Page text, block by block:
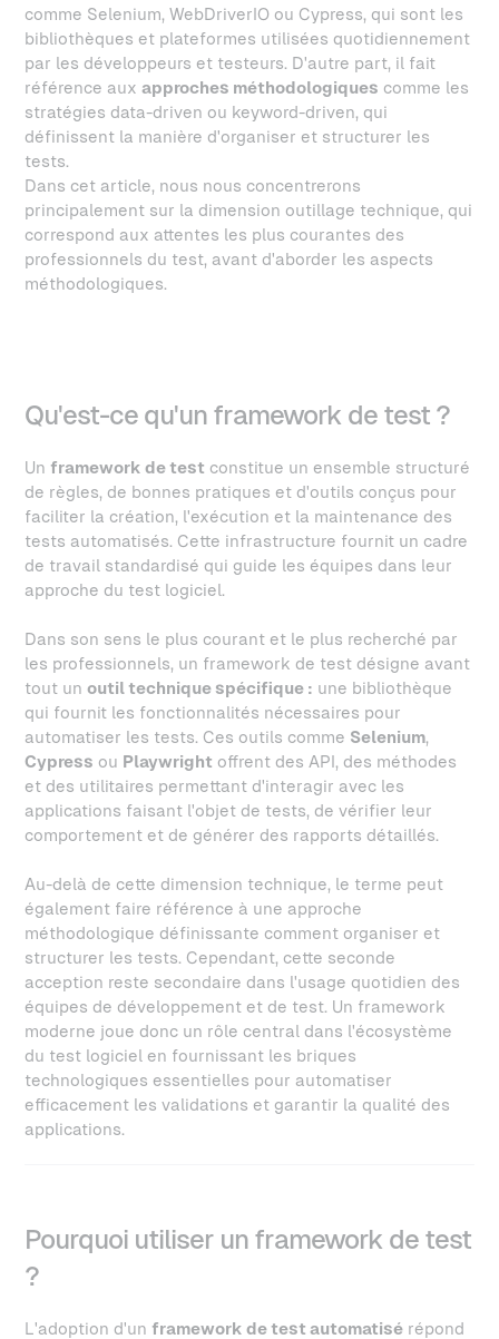
comme Selenium, WebDriverIO ou Cypress, qui sont les
bibliothèques et plateformes utilisées quotidiennement
par les développeurs et testeurs. D'autre part, il fait
référence auxapproches méthodologiques comme les
stratégies data-driven ou keyword-driven, qui
définissent la manière d'organiser et structurer les
tests.
Dans cet article, nous nous concentrerons
principalement sur la dimension outillage technique, qui
correspond aux attentes les plus courantes des
professionnels du test, avant d'aborder les aspects
méthodologiques.
Qu'est-ce qu'un framework de test ?
Un framework de test constitue un ensemble structuré
de règles, de bonnes pratiques et d'outils conçus pour
faciliter la création, l'exécution et la maintenance des
tests automatisés. Cette infrastructure fournit un cadre
de travail standardisé qui guide les équipes dans leur
approche du test logiciel.
Dans son sens le plus courant et le plus recherché par
les professionnels, un framework de test désigne avant
tout unoutil technique spécifique : une bibliothèque
qui fournit les fonctionnalités nécessaires pour
automatiser les tests. Ces outils comme Selenium,
Cypress ou Playwright offrent des API, des méthodes
et des utilitaires permettant d'interagir avec les
applications faisant l'objet de tests, de vérifier leur
comportement et de générer des rapports détaillés.
Au-delà de cette dimension technique, le terme peut
également faire référence à une approche
méthodologique définissante comment organiser et
structurer les tests. Cependant, cette seconde
acception reste secondaire dans l'usage quotidien des
équipes de développement et de test. Un framework
moderne joue donc un rôle central dans l'écosystème
du test logiciel en fournissant les briques
technologiques essentielles pour automatiser
efficacement les validations et garantir la qualité des
applications.
Pourquoi utiliser un framework de test
?
L'adoption d'un framework de test automatisé répond